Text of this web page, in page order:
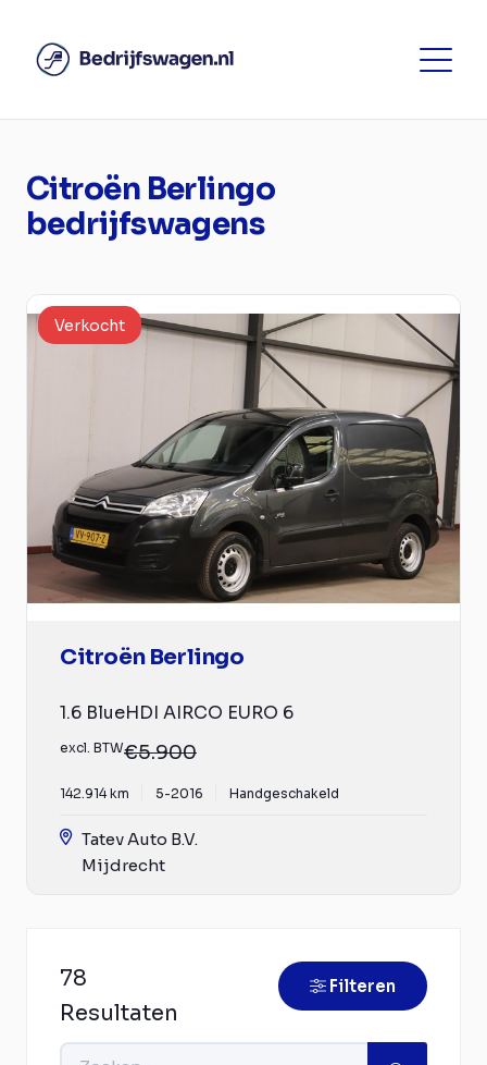
Citroën Berlingo
bedrijfswagens
Verkocht
Citroën Berlingo
1.6 BlueHDI AIRCO EURO 6
excl. BTW€5.900
142.914 km 5-2016 Handgeschakeld
Tatev Auto B.V.
Mijdrecht
78
Resultaten
Filteren